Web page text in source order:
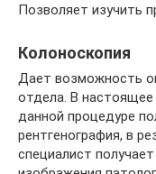
Позволяет изучить
Колоноскопия
Дает возможность
отдела. В
данной процедуре
рентгенография, в
специалист